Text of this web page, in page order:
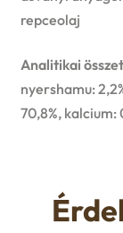
repceolaj
Analitikai
nyershamu:
70,8%, kalcium: